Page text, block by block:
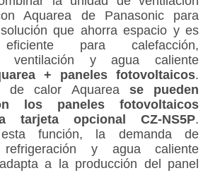
Aquarea de Panasonic para
que ahorra espacio y es
para calefacción,
ventilación y agua caliente
+ paneles fotovoltaicos.
de calor Aquarease pueden
los paneles fotovoltaicos
tarjeta opcional CZ-NS5P.
función, la demanda de
refrigeración y agua caliente
a la producción del panel